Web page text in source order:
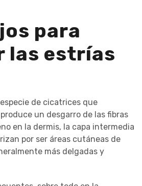
para
las estrías
de cicatrices que
un desgarro de las fibras
en la dermis, la capa intermedia
por ser áreas cutáneas de
más delgadas y